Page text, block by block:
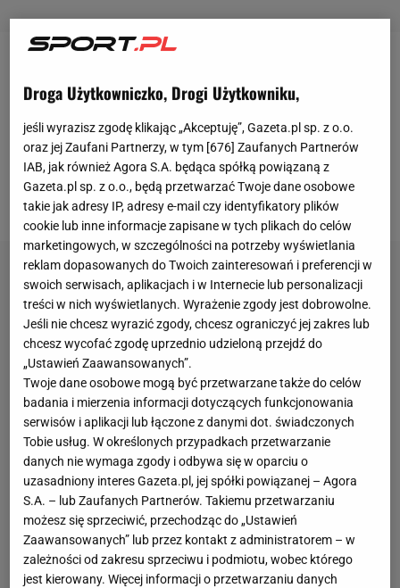
kontrowersje i już kilkakrotnie pojawiały się głosy, że
organizacja takich wydarzeń powinna być
regulowana prawnie. Najczęstsze zarzuty dotyczą
promowania patologii. Na razie jednak
freakfightowe gale wciąż mają się dobrze.
Droga Użytkowniczko, Drogi Użytkowniku,
jeśli wyrazisz zgodę klikając „Akceptuję”, Gazeta.pl sp. z o.o.
oraz jej Zaufani Partnerzy, w tym [676] Zaufanych Partnerów
IAB, jak również Agora S.A. będąca spółką powiązaną z
Gazeta.pl sp. z o.o., będą przetwarzać Twoje dane osobowe
takie jak adresy IP, adresy e-mail czy identyfikatory plików
cookie lub inne informacje zapisane w tych plikach do celów
marketingowych, w szczególności na potrzeby wyświetlania
reklam dopasowanych do Twoich zainteresowań i preferencji w
swoich serwisach, aplikacjach i w Internecie lub personalizacji
treści w nich wyświetlanych. Wyrażenie zgody jest dobrowolne.
Jeśli nie chcesz wyrazić zgody, chcesz ograniczyć jej zakres lub
chcesz wycofać zgodę uprzednio udzieloną przejdź do
„Ustawień Zaawansowanych”.
Twoje dane osobowe mogą być przetwarzane także do celów
badania i mierzenia informacji dotyczących funkcjonowania
serwisów i aplikacji lub łączone z danymi dot. świadczonych
Tobie usług. W określonych przypadkach przetwarzanie
danych nie wymaga zgody i odbywa się w oparciu o
uzasadniony interes Gazeta.pl, jej spółki powiązanej – Agora
S.A. – lub Zaufanych Partnerów. Takiemu przetwarzaniu
możesz się sprzeciwić, przechodząc do „Ustawień
Zaawansowanych” lub przez kontakt z administratorem – w
zależności od zakresu sprzeciwu i podmiotu, wobec którego
jest kierowany. Więcej informacji o przetwarzaniu danych